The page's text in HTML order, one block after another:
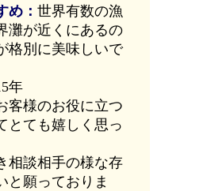
め： 世界有数の漁
灘が近くにあるの
格別に美味しいで
年
客様のお役に立つ
とても嬉しく思っ
相談相手の様な存
と願っておりま